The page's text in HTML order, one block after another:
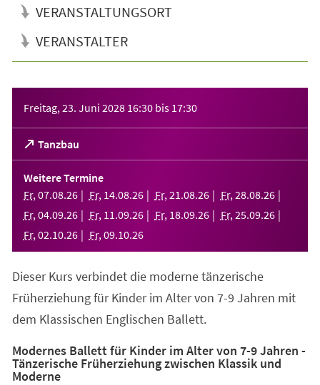
VERANSTALTUNGSORT
VERANSTALTER
Freitag, 23. Juni 2028 16:30 bis 17:30
Tanzbau
(Öffnet
in
einem
neuen
Tab)
Weitere Termine
Fr, 07.08.26 Fr, 14.08.26 Fr, 21 .08.26 Fr, 28.08.26
Fr, 04.09.26 Fr, 11 .09.26 Fr, 18.09.26 Fr, 25.09.26
Fr, 02.10.26 Fr, 09.10.26
Dieser Kurs verbindet die moderne tänzerische
Früherziehung für Kinder im Alter von 7-9 Jahren mit
dem Klassischen Englischen Ballett.
Modernes Ballett für Kinder im Alter von 7-9 Jahren -
Tänzerische Früherziehung zwischen Klassik und
Moderne